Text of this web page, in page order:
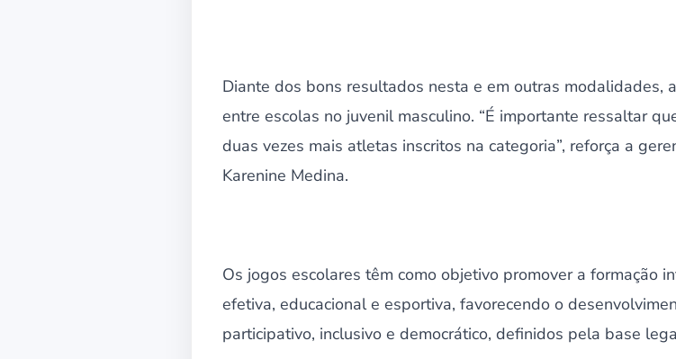
Diante dos bons resultados nesta e em outras modalidades,
entre escolas no juvenil masculino. “É importante ressaltar
duas vezes mais atletas inscritos na categoria”, reforça a
Karenine Medina.
Os jogos escolares têm como objetivo promover a formação
efetiva, educacional e esportiva, favorecendo o
participativo, inclusivo e democrático, definidos pela base